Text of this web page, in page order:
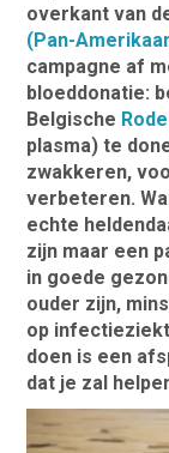
overkant van
(Pan-
campagne af
bloeddonatie:
Belgische
plasma) te
zwakkeren,
verbeteren.
echte
zijn maar een
in goede
ouder zijn,
op
doen is een
dat je zal